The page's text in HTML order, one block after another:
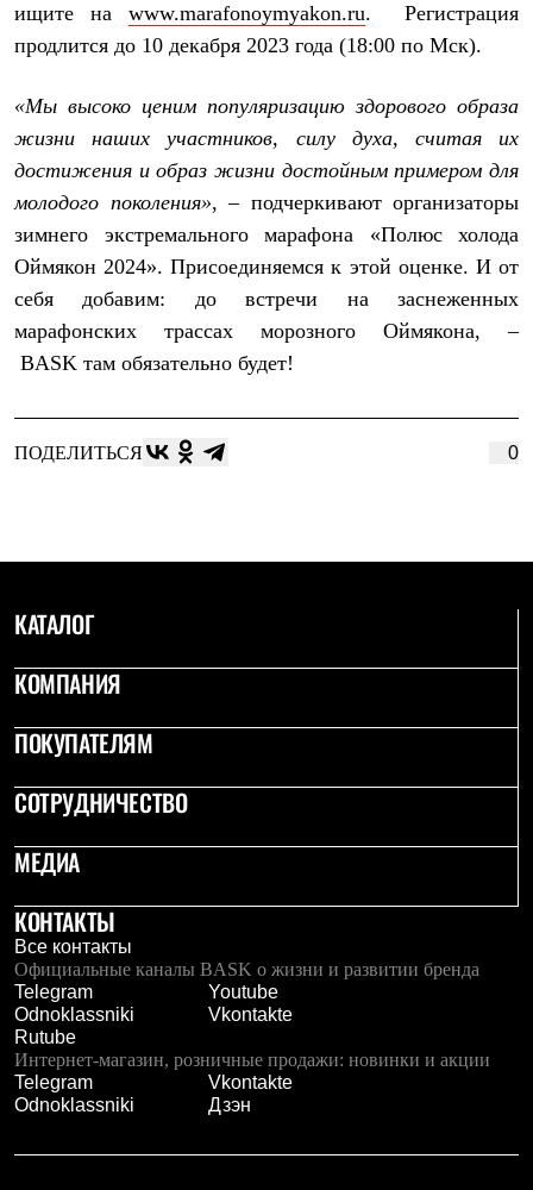
Городские
Аксессуары для рюкзаков
Комбинированные
С синтетическим утеплителем
Аксессуары для спальников
Сумки и баулы
Баулы
Кошельки
Гермомешки
Полезные аксессуары
Еда
Коврики
Ботинки
Гамаши и бахилы
Бахилы
Тапочки и чуни
Чуни
Аксессуары
Головные уборы
Балаклавы и маски
Кепки и бейсболки
Шарфы
Перчатки и рукавицы
Перчатки
Рукавицы
Носки
Полезные аксессуары
Брелки
Ремни
Шевроны
Опушки
Термоковрики
В Арктику
ищите на
www.marafonoymyakon.ru.
Регистрация
продлится до 10 декабря 2023 года (18:00 по Мск).
«Мы высоко ценим популяризацию здорового образа
жизни наших участников, силу духа, считая их
достижения и образ жизни достойным примером для
молодого поколения», – подчеркивают организаторы
зимнего экстремального марафона «Полюс холода
Оймякон 2024». Присоединяемся к этой оценке. И от
себя добавим: до встречи на заснеженных
марафонских трассах морозного Оймякона, –
BASK там обязательно будет!
ПОДЕЛИТЬСЯ 0
КАТАЛОГ
КОМПАНИЯ
ПОКУПАТЕЛЯМ
СОТРУДНИЧЕСТВО
МЕДИА
КОНТАКТЫ
Все контакты
Официальные каналы BASK о жизни и развитии бренда
Telegram
Youtube
Odnoklassniki
Vkontakte
Rutube
Интернет-магазин, розничные продажи: новинки и акции
Telegram
Vkontakte
Odnoklassniki
Дзэн